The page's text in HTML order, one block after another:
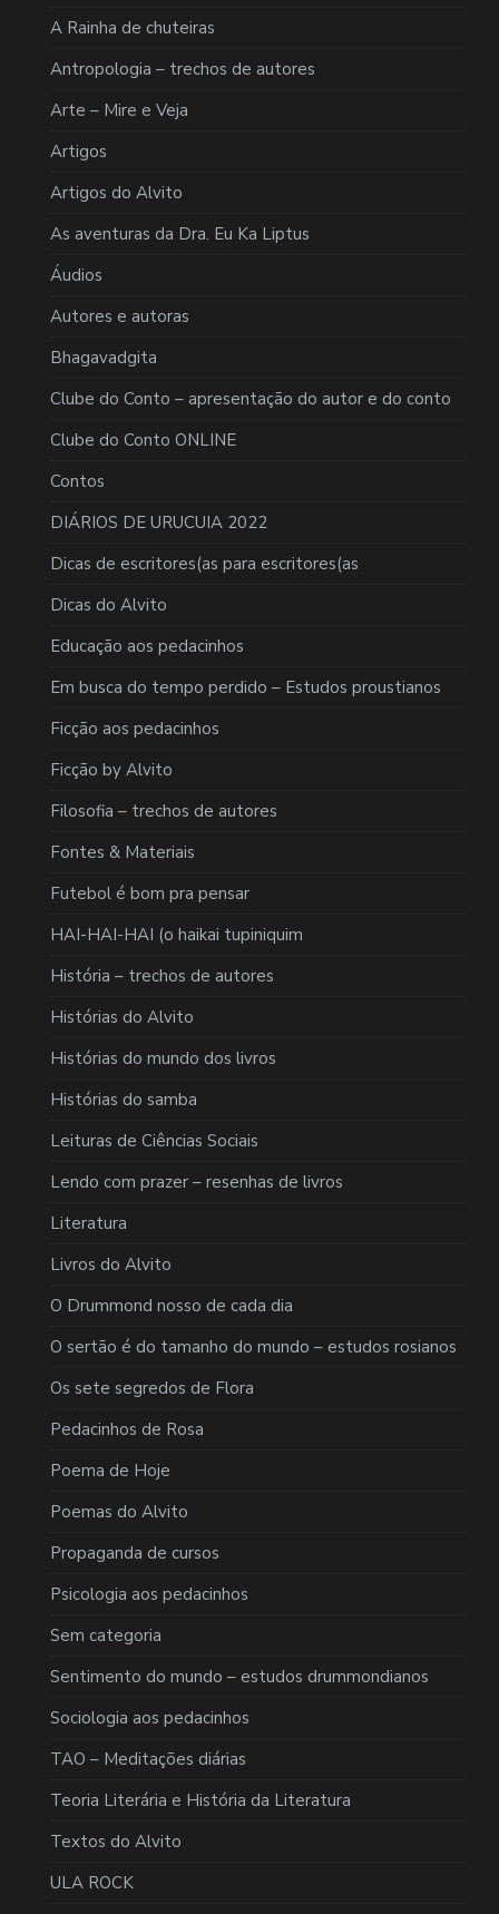
A Rainha de chuteiras
Antropologia – trechos de autores
Arte – Mire e Veja
Artigos
Artigos do Alvito
As aventuras da Dra. Eu Ka Liptus
Áudios
Autores e autoras
Bhagavadgita
Clube do Conto – apresentação do autor e do conto
Clube do Conto ONLINE
Contos
DIÁRIOS DE URUCUIA 2022
Dicas de escritores(as para escritores(as
Dicas do Alvito
Educação aos pedacinhos
Em busca do tempo perdido – Estudos proustianos
Ficção aos pedacinhos
Ficção by Alvito
Filosofia – trechos de autores
Fontes & Materiais
Futebol é bom pra pensar
HAI-HAI-HAI (o haikai tupiniquim
História – trechos de autores
Histórias do Alvito
Histórias do mundo dos livros
Histórias do samba
Leituras de Ciências Sociais
Lendo com prazer – resenhas de livros
Literatura
Livros do Alvito
O Drummond nosso de cada dia
O sertão é do tamanho do mundo – estudos rosianos
Os sete segredos de Flora
Pedacinhos de Rosa
Poema de Hoje
Poemas do Alvito
Propaganda de cursos
Psicologia aos pedacinhos
Sem categoria
Sentimento do mundo – estudos drummondianos
Sociologia aos pedacinhos
TAO – Meditações diárias
Teoria Literária e História da Literatura
Textos do Alvito
ULA ROCK